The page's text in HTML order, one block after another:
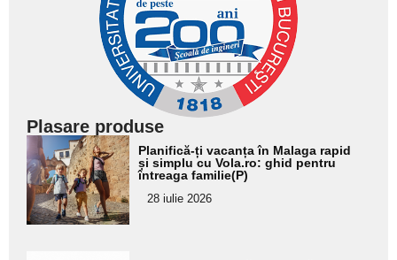
Plasare produse
Adaugă
aici textul
pentru
subtitlu
Planifică-ți vacanța în Malaga rapid
și simplu cu Vola.ro: ghid pentru
întreaga familie(P)
28 iulie 2026